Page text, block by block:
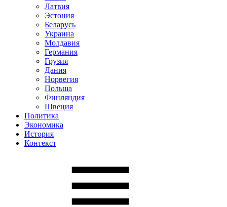
Латвия
Эстония
Беларусь
Украина
Молдавия
Германия
Грузия
Дания
Норвегия
Польша
Финляндия
Швеция
Политика
Экономика
История
Контекст